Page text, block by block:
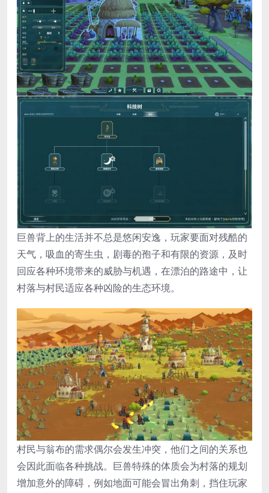
巨兽背上的生活并不总是悠闲安逸，玩家要面对残酷的
天气，吸血的寄生虫，剧毒的孢子和有限的资源，及时
回应各种环境带来的威胁与机遇，在漂泊的路途中，让
村落与村民适应各种凶险的生态环境。
村民与翁布的需求偶尔会发生冲突，他们之间的关系也
会因此面临各种挑战。巨兽特殊的体质会为村落的规划
增加意外的障碍，例如地面可能会冒出角刺，挡住玩家